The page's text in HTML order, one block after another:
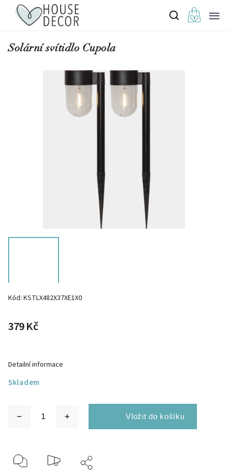
Solární svítidlo Cupola
Kód: KSTLX482X37XE1X0
379 Kč
Skladem
Detailní informace